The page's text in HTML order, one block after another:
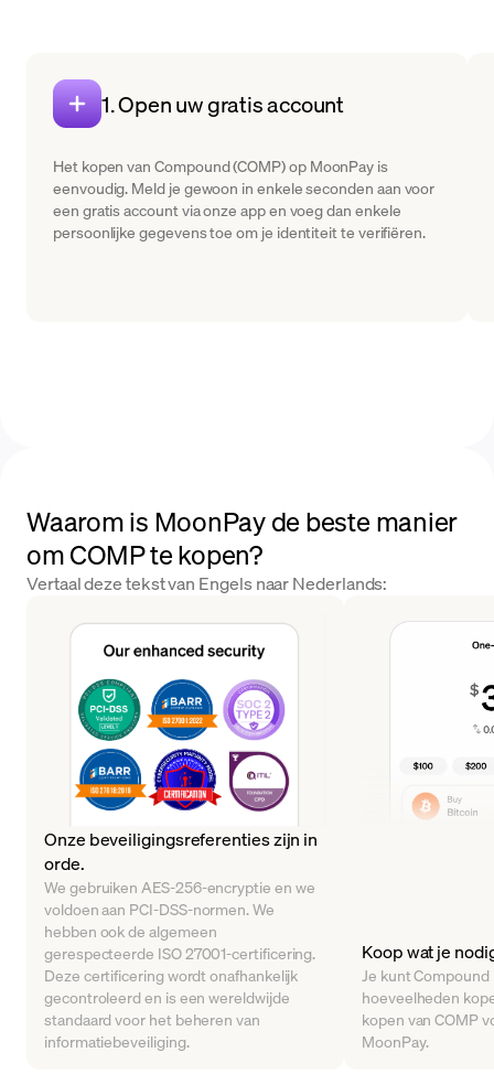
1. Open uw gratis account
Het kopen van Compound (COMP) op MoonPay is
eenvoudig. Meld je gewoon in enkele seconden aan voor
een gratis account via onze app en voeg dan enkele
persoonlijke gegevens toe om je identiteit te verifiëren.
Waarom is MoonPay de beste manier
om COMP te kopen?
Vertaal deze tekst van Engels naar Nederlands:
Onze beveiligingsreferenties zijn in
orde.
We gebruiken AES-256-encryptie en we
voldoen aan PCI-DSS-normen. We
hebben ook de algemeen
gerespecteerde ISO 27001-certificering.
Deze certificering wordt onafhankelijk
gecontroleerd en is een wereldwijde
standaard voor het beheren van
informatiebeveiliging.
Koop wat je
Je kunt
hoeveelheden
kopen van COMP
MoonPay.